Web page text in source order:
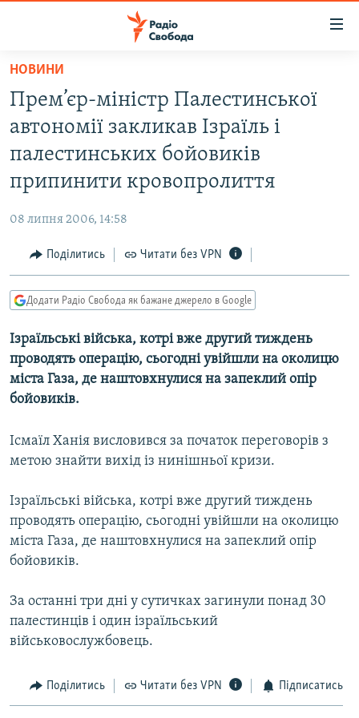
Перейти
основного
матеріалу
до
основної
Перейти
пошуку
РАДІО СВОБОДА – 70 РОКІВ
ВСЕ ЗА ДОБУ
КУЛЬТУРА
СПОРТ
СВІТ
ДОНБАС.РЕАЛІЇ
КРИМ.РЕАЛІЇ
ТИ ЯК?
КИТАЙ.ВИКЛИКИ
МУЛЬТИМЕДІА
ФОТО
СПЕЦПРОЄКТИ
ПОДКАСТИ
КРИМ РЕАЛІЇ
РУС
УКР
ДОЛУЧАЙСЯ!
НОВИНИ
Прем’єр-міністр Палестинської
автономії закликав Ізраїль і
палестинських бойовиків
припинити кровопролиття
08 липня 2006, 14:58
Поділитись Читати без VPN
Додати Радіо Свобода як бажане джерело в Google
Ізраїльські війська, котрі вже другий тиждень
проводять операцію, сьогодні увійшли на околицю
міста Газа, де наштовхнулися на запеклий опір
бойовиків.
Ісмаїл Ханія висловився за початок переговорів з
метою знайти вихід із нинішньої кризи.
Ізраїльські війська, котрі вже другий тиждень
проводять операцію, сьогодні увійшли на околицю
міста Газа, де наштовхнулися на запеклий опір
бойовиків.
За останні три дні у сутичках загинули понад 30
палестинців і один ізраїльський
військовослужбовець.
Поділитись Читати без VPN Підписатись